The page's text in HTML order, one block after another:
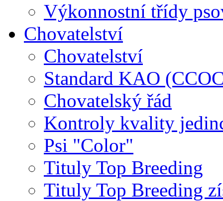
Výkonnostní třídy
Chovatelství
Chovatelství
Standard KAO
Chovatelský řád
Kontroly kvality
Psi "Color"
Tituly Top Breeding
Tituly Top Breeding